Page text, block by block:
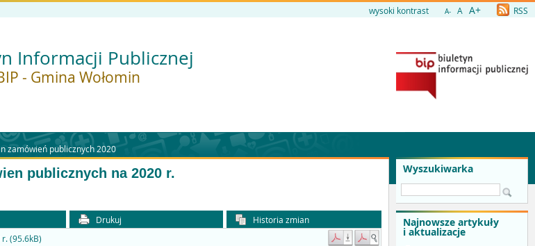
wysoki kontrast A- A A+ RSS
Informacji Publicznej
- Gmina Wołomin
zamówień publicznych 2020
Wyszukiwarka
Najnowsze artykuły
i aktualizacje
publicznych na 2020 r.
Drukuj
Historia zmian
(95.6kB)